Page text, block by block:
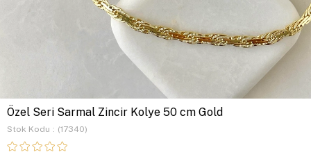
Özel Seri Sarmal Zincir Kolye 50 cm Gold
Stok Kodu (17340)